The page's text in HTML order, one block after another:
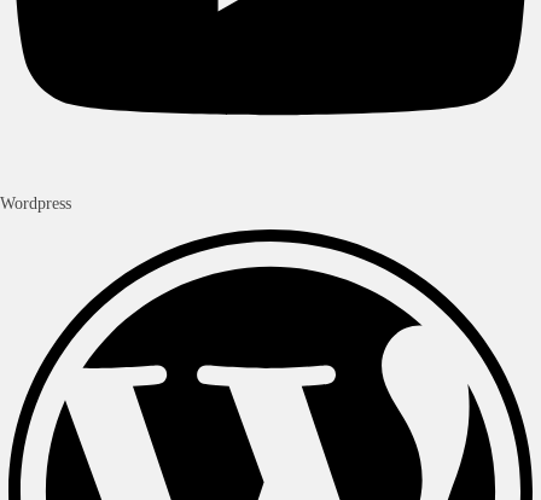
Wordpress